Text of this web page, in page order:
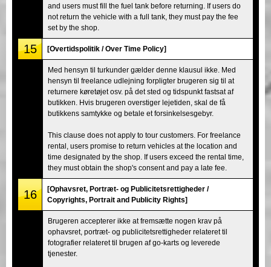
and users must fill the fuel tank before returning. If users do
not return the vehicle with a full tank, they must pay the fee
set by the shop.
15 [Overtidspolitik / Over Time Policy]
Med hensyn til turkunder gælder denne klausul ikke. Med
hensyn til freelance udlejning forpligter brugeren sig til at
returnere køretøjet osv. på det sted og tidspunkt fastsat af
butikken. Hvis brugeren overstiger lejetiden, skal de få
butikkens samtykke og betale et forsinkelsesgebyr.
This clause does not apply to tour customers. For freelance
rental, users promise to return vehicles at the location and
time designated by the shop. If users exceed the rental time,
they must obtain the shop's consent and pay a late fee.
16
[Ophavsret, Portræt- og Publicitetsrettigheder /
Copyrights, Portrait and Publicity Rights]
Brugeren accepterer ikke at fremsætte nogen krav på
ophavsret, portræt- og publicitetsrettigheder relateret til
fotografier relateret til brugen af go-karts og leverede
tjenester.